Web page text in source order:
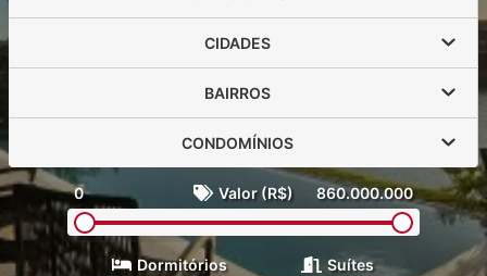
CIDADES
BAIRROS
CONDOMÍNIOS
0 Valor (R$) 860.000.000
Dormitórios Suítes